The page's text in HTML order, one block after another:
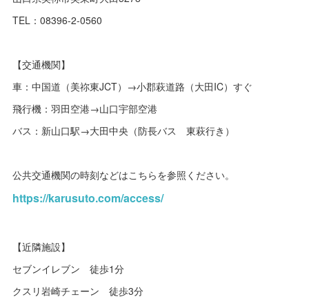
TEL：08396-2-0560
【交通機関】
車：中国道（美祢東JCT）→小郡萩道路（大田IC）すぐ
飛行機：羽田空港→山口宇部空港
バス：新山口駅→大田中央（防長バス 東萩行き）
公共交通機関の時刻などはこちらを参照ください。
https://karusuto.com/access/
【近隣施設】
セブンイレブン 徒歩1分
クスリ岩崎チェーン 徒歩3分